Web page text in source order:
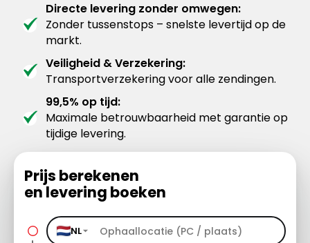
Directe levering zonder omwegen:
Zonder tussenstops – snelste levertijd op de
markt.
Veiligheid & Verzekering:
Transportverzekering voor alle zendingen.
99,5% op tijd:
Maximale betrouwbaarheid met garantie op
tijdige levering.
Prijs berekenen
en levering boeken
NL